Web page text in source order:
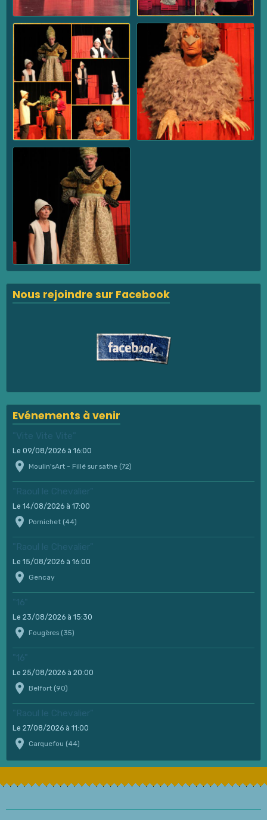
Nous rejoindre sur Facebook
Evénements à venir
"Vite Vite Vite"
Le 09/08/2026 à 16:00
Moulin'sArt - Fillé sur sathe (72)
"Raoul le Chevalier"
Le 14/08/2026 à 17:00
Pornichet (44)
"Raoul le Chevalier"
Le 15/08/2026 à 16:00
Gencay
"16"
Le 23/08/2026 à 15:30
Fougères (35)
"16"
Le 25/08/2026 à 20:00
Belfort (90)
"Raoul le Chevalier"
Le 27/08/2026 à 11:00
Carquefou (44)